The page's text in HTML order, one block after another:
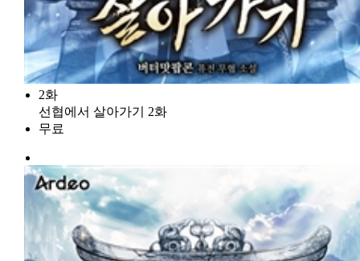
2화
선협에서 살아가기 2화
무료